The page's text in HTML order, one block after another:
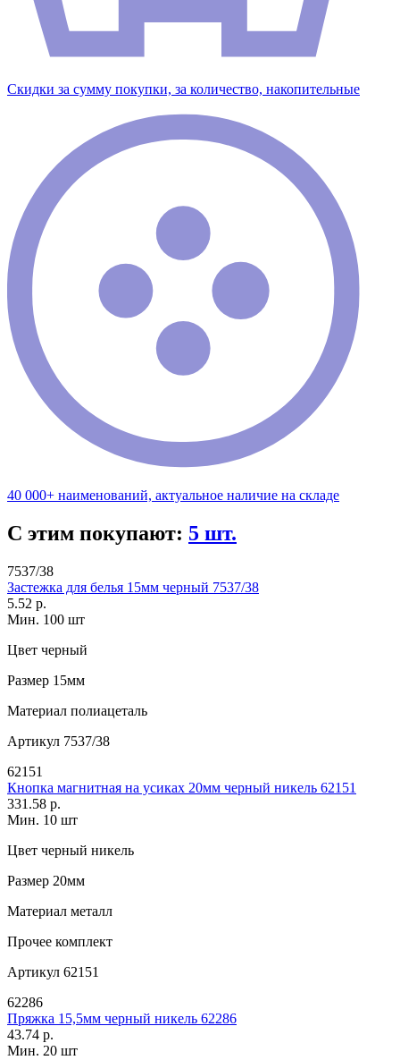
Скидки за сумму покупки, за количество, накопительные
40 000+ наименований, актуальное наличие на складе
С этим покупают: 5 шт.
7537/38
Застежка для белья 15мм черный 7537/38
5.52 р.
Мин. 100 шт
Цвет черный
Размер 15мм
Материал полиацеталь
Артикул 7537/38
62151
Кнопка магнитная на усиках 20мм черный никель 62151
331.58 р.
Мин. 10 шт
Цвет черный никель
Размер 20мм
Материал металл
Прочее комплект
Артикул 62151
62286
Пряжка 15,5мм черный никель 62286
43.74 р.
Мин. 20 шт